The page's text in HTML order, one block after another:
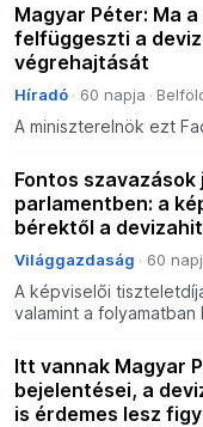
Magyar Péter: Ma
felfüggeszti a
végrehajtását
Híradó 60 napja
A miniszterelnök ezt
Fontos szavazások
parlamentben: a
bérektől a
Világgazdaság 60
A képviselői
valamint a
Itt vannak Magyar
bejelentései, a
is érdemes lesz